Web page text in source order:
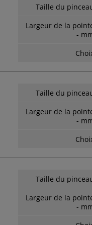
Taille du
Largeur de la
-
Taille du
Largeur de la
-
Taille du
Largeur de la
-